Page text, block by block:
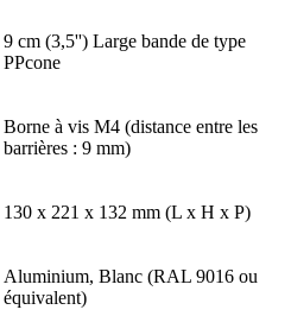
9 cm (3,5'') Large bande de type
PPcone
Borne à vis M4 (distance entre les
barrières : 9 mm)
130 x 221 x 132 mm (L x H x P)
Aluminium, Blanc (RAL 9016 ou
équivalent)